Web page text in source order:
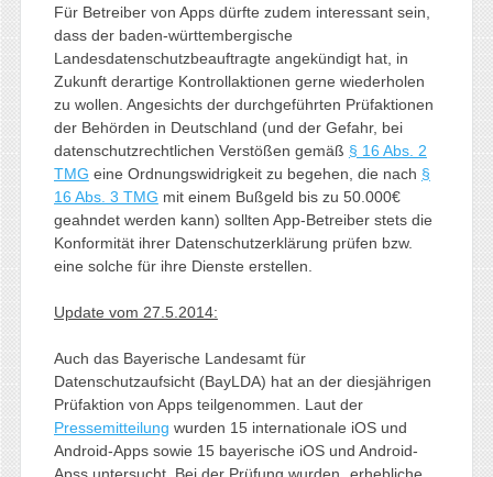
Für Betreiber von Apps dürfte zudem interessant sein,
dass der baden-württembergische
Landesdatenschutzbeauftragte angekündigt hat, in
Zukunft derartige Kontrollaktionen gerne wiederholen
zu wollen. Angesichts der durchgeführten Prüfaktionen
der Behörden in Deutschland (und der Gefahr, bei
datenschutzrechtlichen Verstößen gemäß § 16 Abs. 2
TMG eine Ordnungswidrigkeit zu begehen, die nach §
16 Abs. 3 TMG mit einem Bußgeld bis zu 50.000€
geahndet werden kann) sollten App-Betreiber stets die
Konformität ihrer Datenschutzerklärung prüfen bzw.
eine solche für ihre Dienste erstellen.
Update vom 27.5.2014:
Auch das Bayerische Landesamt für
Datenschutzaufsicht (BayLDA) hat an der diesjährigen
Prüfaktion von Apps teilgenommen. Laut der
Pressemitteilung wurden 15 internationale iOS und
Android-Apps sowie 15 bayerische iOS und Android-
Apss untersucht. Bei der Prüfung wurden „erhebliche